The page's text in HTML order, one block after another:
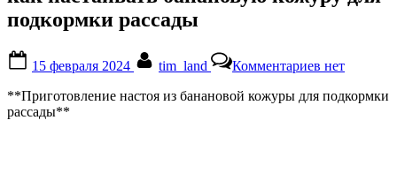
подкормки рассады
on
15 февраля 2024 tim_land Комментариевзаписи
настаивать
нет
**Приготовление настоя из банановой кожуры для подкормки
рассады**